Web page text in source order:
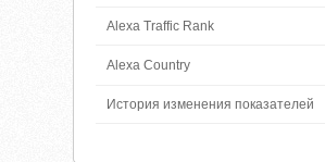
Alexa Traffic Rank
Alexa Country
История изменения показателей